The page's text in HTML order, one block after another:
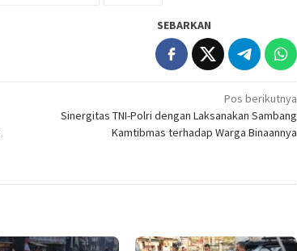
SEBARKAN
Pos berikutnya
Sinergitas TNI-Polri dengan Laksanakan Sambang
Kamtibmas terhadap Warga Binaannya